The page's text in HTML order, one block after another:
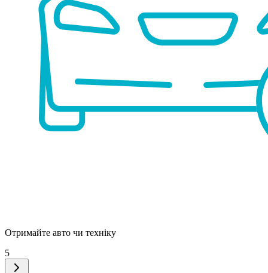
Отримайте авто чи техніку
5